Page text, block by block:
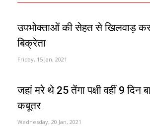
उपभोक्ताओं की सेहत से खिलवाड़ कर
बिक्रेता
Friday, 15 Jan, 2021
जहां मरे थे 25 तेंगा पक्षी वहीं 9 दिन
कबूतर
Wednesday, 20 Jan, 2021